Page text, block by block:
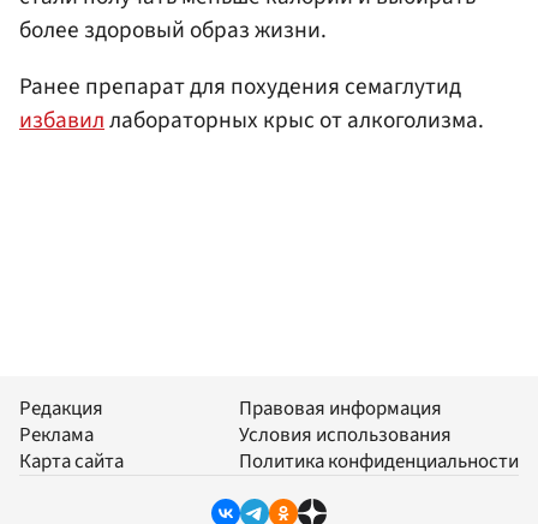
более здоровый образ жизни.
Ранее препарат для похудения семаглутид
избавиллабораторных крыс от алкоголизма.
Редакция
Реклама
Карта сайта
Правовая информация
Условия использования
Политика конфиденциальности